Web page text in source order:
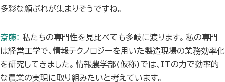
多彩な顔ぶれが集まりそうですね。
斎藤： 私たちの専門性を見比べても多岐に渡ります。私の専門
は経営工学で、情報テクノロジーを用いた製造現場の業務効率化
を研究してきました。情報農学部(仮称)では、ITの力で効率的
な農業の実現に取り組みたいと考えています。